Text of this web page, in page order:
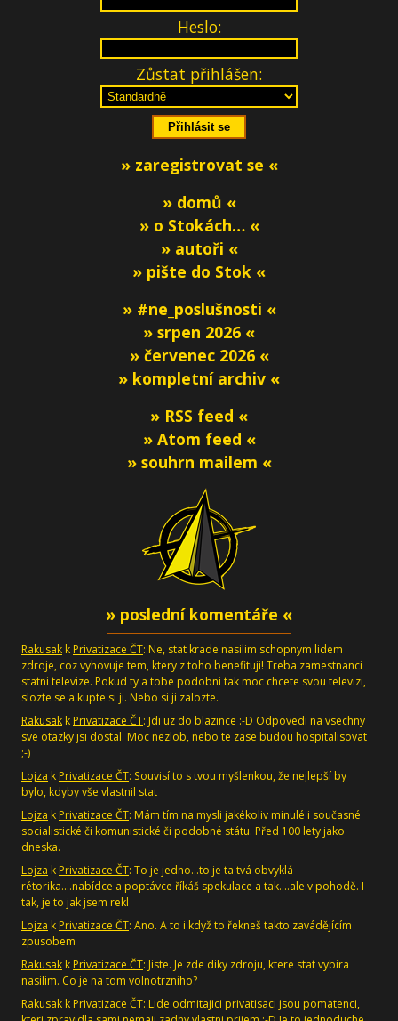
Heslo:
Zůstat přihlášen:
» zaregistrovat se «
» domů «
» o Stokách… «
» autoři «
» pište do Stok «
» #ne_poslušnosti «
» srpen 2026 «
» červenec 2026 «
» kompletní archiv «
» RSS feed «
» Atom feed «
» souhrn mailem «
» poslední komentáře «
Rakusak k Privatizace ČT: Ne, stat krade nasilim schopnym lidem
zdroje, coz vyhovuje tem, ktery z toho benefituji! Treba zamestnanci
statni televize. Pokud ty a tobe podobni tak moc chcete svou televizi,
slozte se a kupte si ji. Nebo si ji zalozte.
Rakusak k Privatizace ČT: Jdi uz do blazince :-D Odpovedi na vsechny
sve otazky jsi dostal. Moc nezlob, nebo te zase budou hospitalisovat
;-)
Lojza k Privatizace ČT: Souvisí to s tvou myšlenkou, že nejlepší by
bylo, kdyby vše vlastnil stat
Lojza k Privatizace ČT: Mám tím na mysli jakékoliv minulé i současné
socialistické či komunistické či podobné státu. Před 100 lety jako
dneska.
Lojza k Privatizace ČT: To je jedno...to je ta tvá obvyklá
rétorika....nabídce a poptávce říkáš spekulace a tak....ale v pohodě. I
tak, je to jak jsem rekl
Lojza k Privatizace ČT: Ano. A to i když to řekneš takto zavádějícím
zpusobem
Rakusak k Privatizace ČT: Jiste. Je zde diky zdroju, ktere stat vybira
nasilim. Co je na tom volnotrzniho?
Rakusak k Privatizace ČT: Lide odmitajici privatisaci jsou pomatenci,